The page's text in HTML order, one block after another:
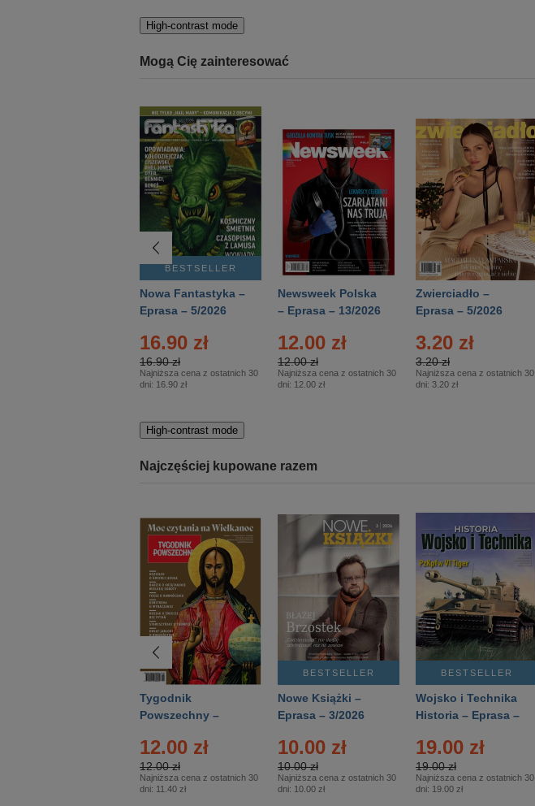
High-contrast mode
Mogą Cię zainteresować
BESTSELLER
Nowa Fantastyka –
Eprasa – 5/2026
16.90 zł
16.90 zł
Najniższa cena z ostatnich 30
dni: 16.90 zł
Newsweek Polska
– Eprasa – 13/2026
12.00 zł
12.00 zł
Najniższa cena z ostatnich 30
dni: 12.00 zł
Zwierciadło –
Eprasa – 5/2026
3.20 zł
3.20 zł
Najniższa cena z ostatnich 30
dni: 3.20 zł
High-contrast mode
Najczęściej kupowane razem
Tygodnik
Powszechny –
12.00 zł
12.00 zł
Najniższa cena z ostatnich 30
dni: 11.40 zł
BESTSELLER
Nowe Książki –
Eprasa – 3/2026
10.00 zł
10.00 zł
Najniższa cena z ostatnich 30
dni: 10.00 zł
BESTSELLER
Wojsko i Technika
Historia – Eprasa –
19.00 zł
19.00 zł
Najniższa cena z ostatnich 30
dni: 19.00 zł